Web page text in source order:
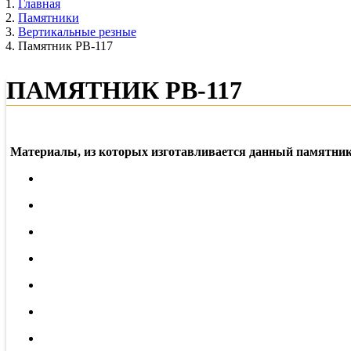
Главная
Памятники
Вертикальные резные
Памятник РВ-117
ПАМЯТНИК РВ-117
Материалы, из которых изготавливается данный